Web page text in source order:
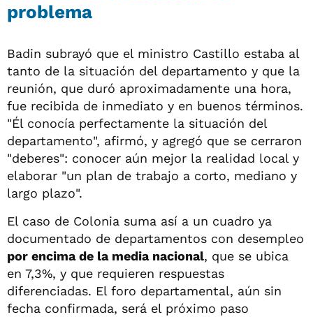
problema
Badin subrayó que el ministro Castillo estaba al
tanto de la situación del departamento y que la
reunión, que duró aproximadamente una hora,
fue recibida de inmediato y en buenos términos.
"Él conocía perfectamente la situación del
departamento", afirmó, y agregó que se cerraron
"deberes": conocer aún mejor la realidad local y
elaborar "un plan de trabajo a corto, mediano y
largo plazo".
El caso de Colonia suma así a un cuadro ya
documentado de departamentos con desempleo
por encima de la media nacional, que se ubica
en 7,3%, y que requieren respuestas
diferenciadas. El foro departamental, aún sin
fecha confirmada, será el próximo paso